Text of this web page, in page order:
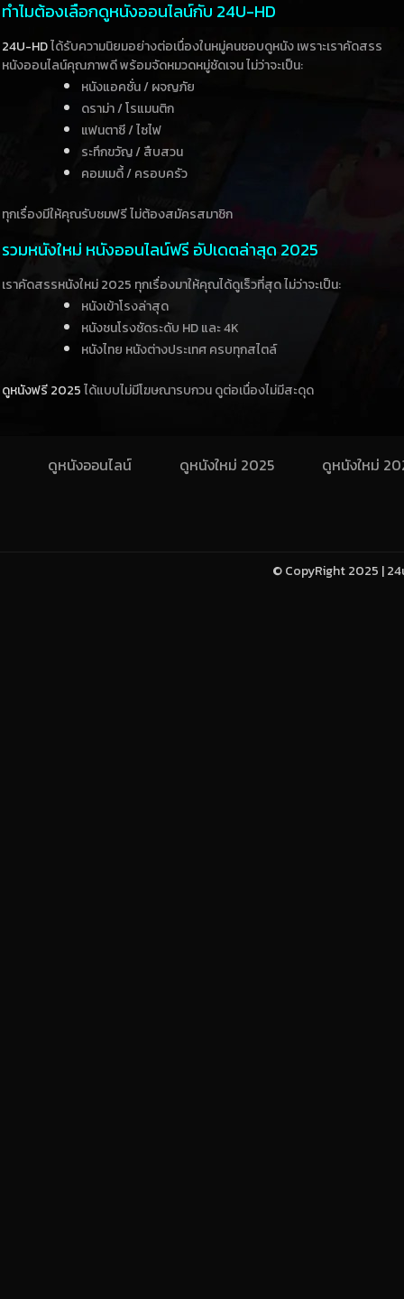
ทำไมต้องเลือกดูหนังออนไลน์กับ 24U-HD
24U-HDได้รับความนิยมอย่างต่อเนื่องในหมู่คนชอบดูหนัง เพราะเราคัดสรร
หนังออนไลน์คุณภาพดี พร้อมจัดหมวดหมู่ชัดเจน ไม่ว่าจะเป็น:
หนังแอคชั่น / ผจญภัย
ดราม่า / โรแมนติก
แฟนตาซี / ไซไฟ
ระทึกขวัญ / สืบสวน
คอมเมดี้ / ครอบครัว
ทุกเรื่องมีให้คุณรับชมฟรี ไม่ต้องสมัครสมาชิก
รวมหนังใหม่ หนังออนไลน์ฟรี อัปเดตล่าสุด 2025
เราคัดสรรหนังใหม่ 2025 ทุกเรื่องมาให้คุณได้ดูเร็วที่สุด ไม่ว่าจะเป็น:
หนังเข้าโรงล่าสุด
หนังชนโรงชัดระดับ HD และ 4K
หนังไทย หนังต่างประเทศ ครบทุกสไตล์
ดูหนังฟรี 2025ได้แบบไม่มีโฆษณารบกวน ดูต่อเนื่องไม่มีสะดุด
ดูหนังออนไลน์ ดูหนังใหม่ 2025 ดูหนังใหม่
© CopyRight 2025 |